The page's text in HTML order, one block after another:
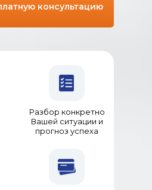
Разбор конкретно
Вашей ситуации и
прогноз успеха
консультацию